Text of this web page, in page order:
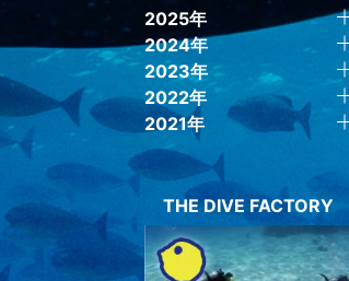
2025年
2024年
2023年
2022年
2021年
THE DIVE FACTORY